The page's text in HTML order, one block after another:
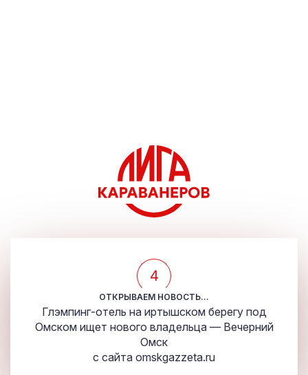
4
ОТКРЫВАЕМ НОВОСТЬ...
Глэмпинг-отель на иртышском берегу под
Омском ищет нового владельца — Вечерний
Омск
с сайта omskgazzeta.ru